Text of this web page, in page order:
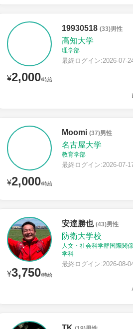
¥2,000/時給
19930518 (33)男性
高知大学
理学部
最終ログイン:2026-07-
¥2,000/時給
Moomi (37)男性
名古屋大学
教育学部
最終ログイン:2026-07-
¥3,750/時給
安達勝也 (43)男性
防衛大学校
人文・社会科学群国際関係
学科
最終ログイン:2026-08-